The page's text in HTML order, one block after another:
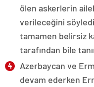
ölen askerlerin
verileceğini
tamamen belirsiz
tarafından bile
Azerbaycan ve
devam ederken